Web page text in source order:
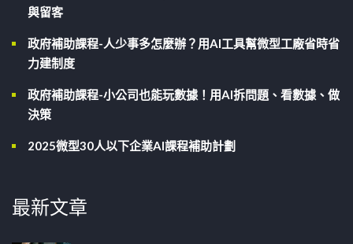
與留客
政府補助課程-人少事多怎麼辦？用AI工具幫微型工廠省時省
力建制度
政府補助課程-小公司也能玩數據！用AI拆問題、看數據、做
決策
2025微型30人以下企業AI課程補助計劃
最新文章